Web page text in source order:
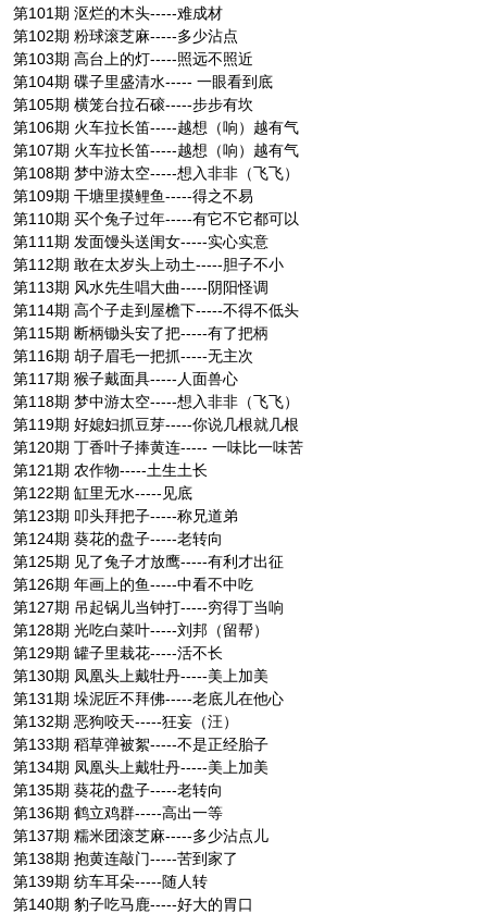
第101期 沤烂的木头-----难成材
第102期 粉球滚芝麻-----多少沾点
第103期 高台上的灯-----照远不照近
第104期 碟子里盛清水----- 一眼看到底
第105期 横笼台拉石磙-----步步有坎
第106期 火车拉长笛-----越想（响）越有气
第107期 火车拉长笛-----越想（响）越有气
第108期 梦中游太空-----想入非非（飞飞）
第109期 干塘里摸鲤鱼-----得之不易
第110期 买个兔子过年-----有它不它都可以
第111期 发面馒头送闺女-----实心实意
第112期 敢在太岁头上动土-----胆子不小
第113期 风水先生唱大曲-----阴阳怪调
第114期 高个子走到屋檐下-----不得不低头
第115期 断柄锄头安了把-----有了把柄
第116期 胡子眉毛一把抓-----无主次
第117期 猴子戴面具-----人面兽心
第118期 梦中游太空-----想入非非（飞飞）
第119期 好媳妇抓豆芽-----你说几根就几根
第120期 丁香叶子捧黄连----- 一味比一味苦
第121期 农作物-----土生土长
第122期 缸里无水-----见底
第123期 叩头拜把子-----称兄道弟
第124期 葵花的盘子-----老转向
第125期 见了兔子才放鹰-----有利才出征
第126期 年画上的鱼-----中看不中吃
第127期 吊起锅儿当钟打-----穷得丁当响
第128期 光吃白菜叶-----刘邦（留帮）
第129期 罐子里栽花-----活不长
第130期 凤凰头上戴牡丹-----美上加美
第131期 垛泥匠不拜佛-----老底儿在他心
第132期 恶狗咬天-----狂妄（汪）
第133期 稻草弹被絮-----不是正经胎子
第134期 凤凰头上戴牡丹-----美上加美
第135期 葵花的盘子-----老转向
第136期 鹤立鸡群-----高出一等
第137期 糯米团滚芝麻-----多少沾点儿
第138期 抱黄连敲门-----苦到家了
第139期 纺车耳朵-----随人转
第140期 豹子吃马鹿-----好大的胃口